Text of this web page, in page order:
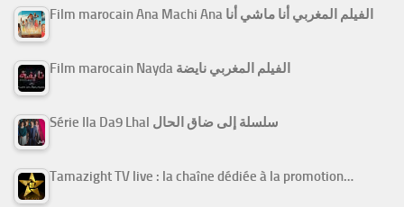
Film marocain Ana Machi Ana الفيلم المغربي أنا ماشي أنا
Film marocain Nayda الفيلم المغربي نايضة
Série Ila Da9 Lhal سلسلة إلى ضاق الحال
Tamazight TV live : la chaîne dédiée à la promotion…